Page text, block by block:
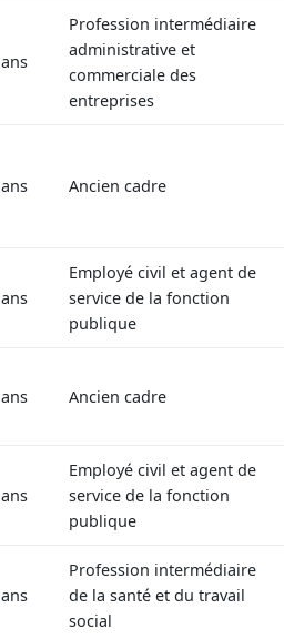
ans
Profession intermédiaire
administrative et
commerciale des
entreprises
ans Ancien cadre
ans
Employé civil et agent de
service de la fonction
publique
ans Ancien cadre
ans
Employé civil et agent de
service de la fonction
publique
ans
Profession intermédiaire
de la santé et du travail
social